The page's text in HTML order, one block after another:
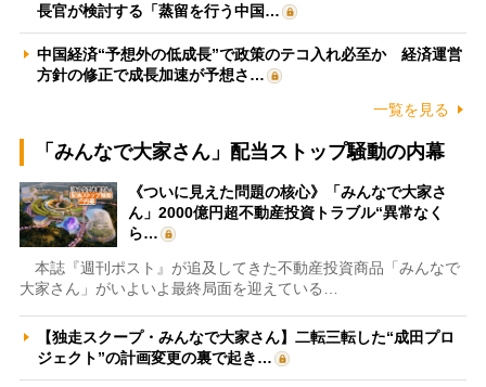
長官が検討する「蒸留を行う中国…
中国経済“予想外の低成長”で政策のテコ入れ必至か 経済運営
方針の修正で成長加速が予想さ…
一覧を見る
「みんなで大家さん」配当ストップ騒動の内幕
《ついに見えた問題の核心》「みんなで大家さ
ん」2000億円超不動産投資トラブル“異常なく
ら…
本誌『週刊ポスト』が追及してきた不動産投資商品「みんなで
大家さん」がいよいよ最終局面を迎えている…
【独走スクープ・みんなで大家さん】二転三転した“成田プロ
ジェクト”の計画変更の裏で起き…